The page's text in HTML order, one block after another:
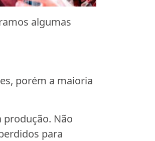
algumas
porém a maioria
produção. Não
para